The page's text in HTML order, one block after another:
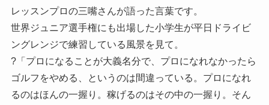
レッスンプロの三嘴さんが語った言葉です。
世界ジュニア選手権にも出場した小学生が平日ドライビ
ングレンジで練習している風景を見て。
?「プロになることが大義名分で、プロになれなかったら
ゴルフをやめる、というのは間違っている。プロになれ
るのはほんの一握り。稼げるのはその中の一握り。そん